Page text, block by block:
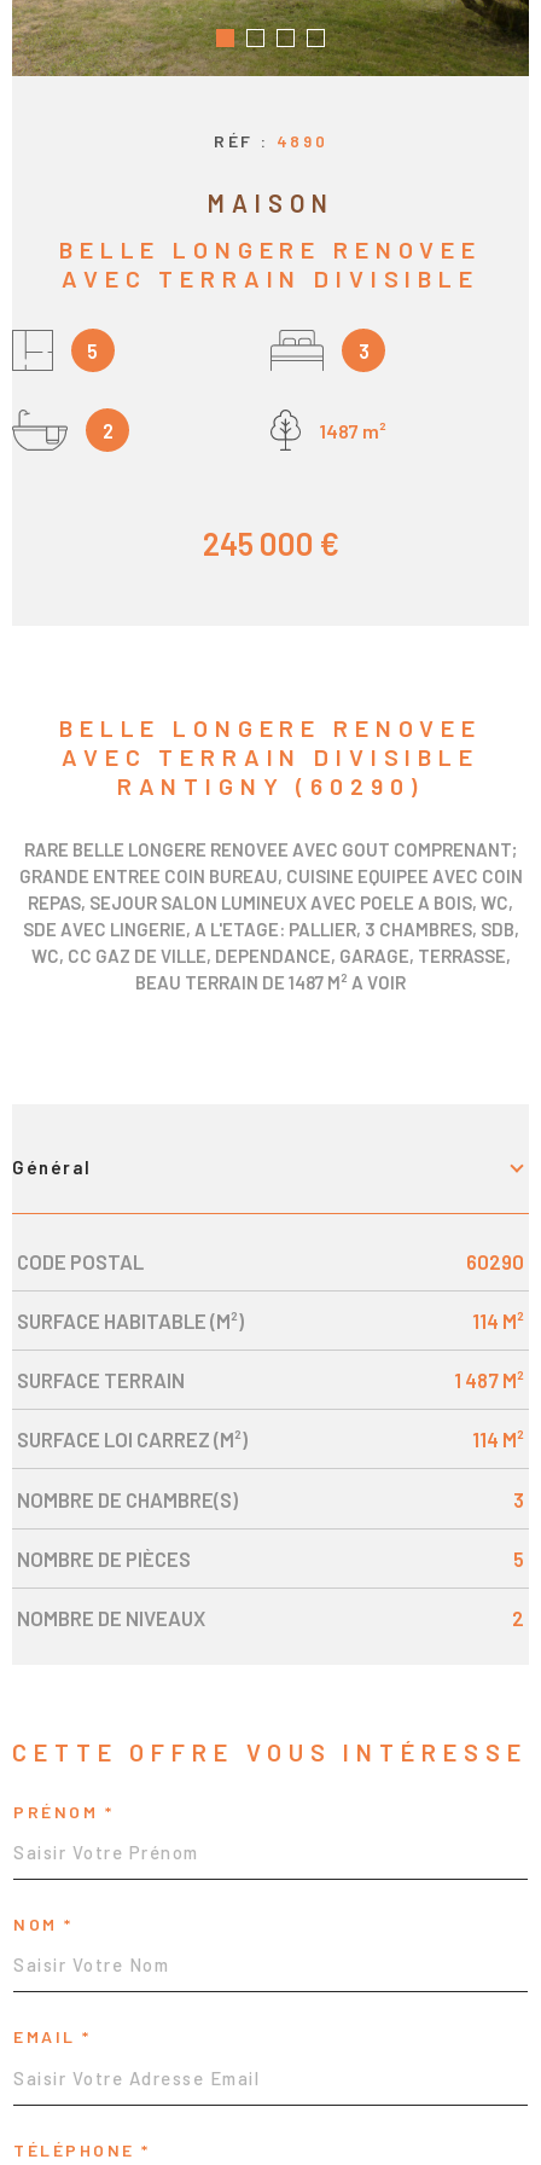
CONTACT
RÉF : 4890
MAISON
BELLE LONGERE RENOVEE
AVEC TERRAIN DIVISIBLE
5 3
2 1487 m²
245 000 €
BELLE LONGERE RENOVEE
AVEC TERRAIN DIVISIBLE
RANTIGNY (60290)
RARE BELLE LONGERE RENOVEE AVEC GOUT COMPRENANT;
GRANDE ENTREE COIN BUREAU, CUISINE EQUIPEE AVEC COIN
REPAS, SEJOUR SALON LUMINEUX AVEC POELE A BOIS, WC,
SDE AVEC LINGERIE, A L'ETAGE: PALLIER, 3 CHAMBRES, SDB,
WC, CC GAZ DE VILLE, DEPENDANCE, GARAGE, TERRASSE,
BEAU TERRAIN DE 1487 M² A VOIR
Général
Caractérisque
CODE POSTAL 60290
SURFACE HABITABLE (M²) 114 M²
SURFACE TERRAIN 1 487 M²
SURFACE LOI CARREZ (M²) 114 M²
NOMBRE DE CHAMBRE(S) 3
NOMBRE DE PIÈCES 5
NOMBRE DE NIVEAUX 2
CETTE OFFRE VOUS INTÉRESSE
PRÉNOM *
NOM *
EMAIL *
TÉLÉPHONE *